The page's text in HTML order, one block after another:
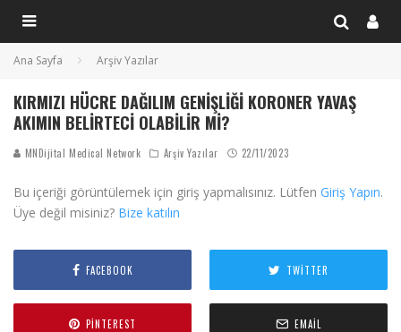
Ana Sayfa Arşiv Yazılar
KIRMIZI HÜCRE DAĞILIM GENIŞLIĞI KORONER YAVAŞ
AKIMIN BELIRTECI OLABILIR MI?
MNDijital Medical Network Arşiv Yazılar 22/11/2023
Bu içeriği görüntülemek için giriş yapmalısınız. Lütfen Giriş Yapın.
Üye değil misiniz? Bize katılın
FACEBOOK TWITTER
PINTEREST EMAIL